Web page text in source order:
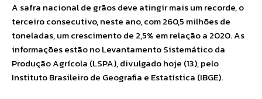
A safra nacional de grãos deve atingir mais um recorde, o
terceiro consecutivo, neste ano, com 260,5 milhões de
toneladas, um crescimento de 2,5% em relação a 2020. As
informações estão no Levantamento Sistemático da
Produção Agrícola (LSPA), divulgado hoje (13), pelo
Instituto Brasileiro de Geografia e Estatística (IBGE).